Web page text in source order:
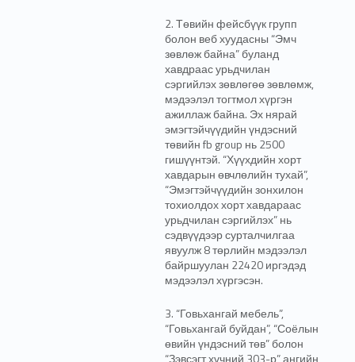
2. Төвийн фейсбүүк групп
болон веб хуудасны “Эмч
зөвлөж байна” буланд
хавдраас урьдчилан
сэргийлэх зөвлөгөө зөвлөмж,
мэдээлэл тогтмол хүргэн
ажиллаж байна. Эх нярай
эмэгтэйчүүдийн үндэсний
төвийн fb group нь 2500
гишүүнтэй. “Хүүхдийн хорт
хавдарын өвчлөлийн тухай”,
“Эмэгтэйчүүдийн зонхилон
тохиолдох хорт хавдараас
урьдчилан сэргийлэх” нь
сэдвүүдээр сурталчилгаа
явуулж 8 төрлийн мэдээлэл
байршуулан 22420 иргэдэд
мэдээлэл хүргэсэн.
3. “Говьхангай мебель”,
“Говьхангай буйдан”, “Соёлын
өвийн үндэсний төв” болон
“Зэвсэгт хүчний 303-р” ангийн